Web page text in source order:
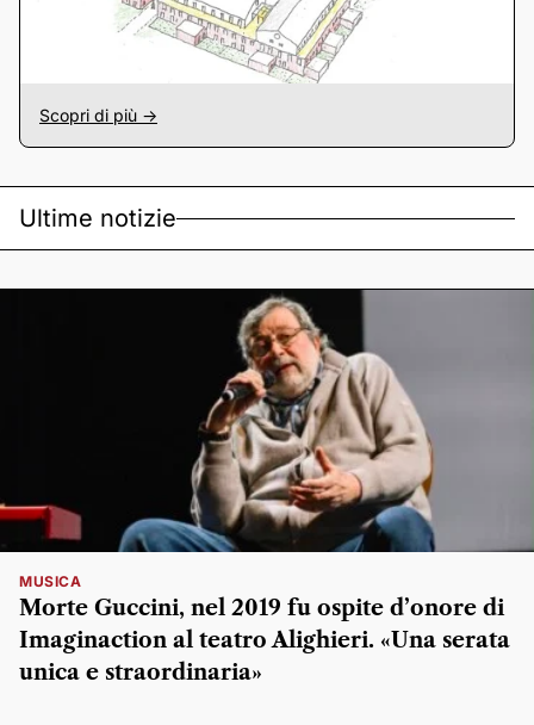
Scopri di più ->
Ultime notizie
MUSICA
Morte Guccini, nel 2019 fu ospite d’onore di
Imaginaction al teatro Alighieri. «Una serata
unica e straordinaria»